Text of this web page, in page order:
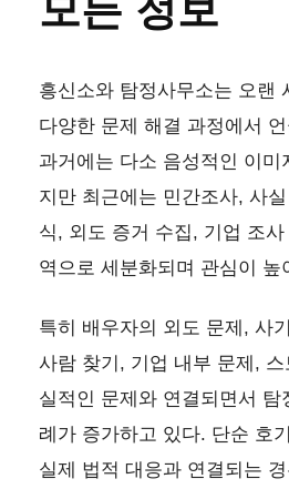
모든 정보
흥신소와 탐정사무소는 오랜
다양한 문제 해결 과정에서
과거에는 다소 음성적인 이미
지만 최근에는 민간조사, 사
식, 외도 증거 수집, 기업 조
역으로 세분화되며 관심이 높
특히 배우자의 외도 문제, 사
사람 찾기, 기업 내부 문제,
실적인 문제와 연결되면서 탐
례가 증가하고 있다. 단순 호
실제 법적 대응과 연결되는